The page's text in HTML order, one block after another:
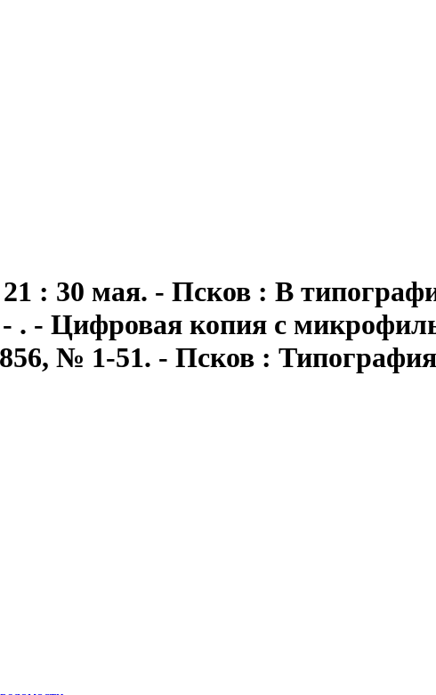
: 30 мая. - Псков : В
- . - Цифровая копия с
№ 1-51. - Псков :